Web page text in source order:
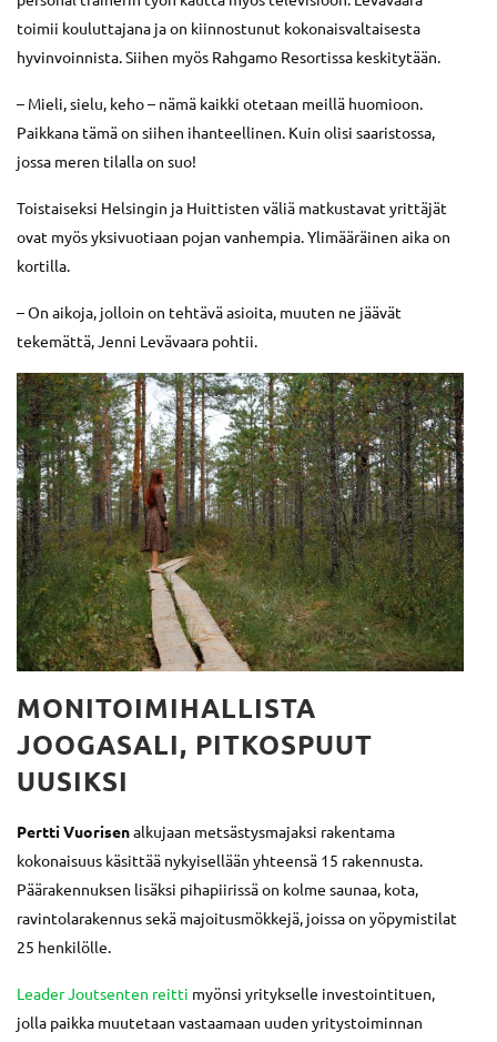
toimii kouluttajana ja on kiinnostunut kokonaisvaltaisesta
hyvinvoinnista. Siihen myös Rahgamo Resortissa keskitytään.
– Mieli, sielu, keho – nämä kaikki otetaan meillä huomioon.
Paikkana tämä on siihen ihanteellinen. Kuin olisi saaristossa,
jossa meren tilalla on suo!
Toistaiseksi Helsingin ja Huittisten väliä matkustavat yrittäjät
ovat myös yksivuotiaan pojan vanhempia. Ylimääräinen aika on
kortilla.
– On aikoja, jolloin on tehtävä asioita, muuten ne jäävät
tekemättä, Jenni Levävaara pohtii.
MONITOIMIHALLISTA
JOOGASALI, PITKOSPUUT
UUSIKSI
Pertti Vuorisenalkujaan metsästysmajaksi rakentama
kokonaisuus käsittää nykyisellään yhteensä 15 rakennusta.
Päärakennuksen lisäksi pihapiirissä on kolme saunaa, kota,
ravintolarakennus sekä majoitusmökkejä, joissa on yöpymistilat
25 henkilölle.
Leader Joutsenten reitti myönsi yritykselle investointituen,
jolla paikka muutetaan vastaamaan uuden yritystoiminnan